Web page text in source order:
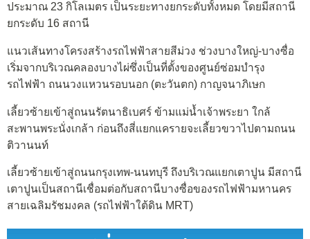
ประมาณ 23 กิโลเมตร เป็นระยะทางยกระดับทั้งหมด โดยมีสถานี
ยกระดับ 16 สถานี
แนวเส้นทางโครงสร้างรถไฟฟ้าสายสีม่วง ช่วงบางใหญ่-บางซื่อ
เริ่มจากบริเวณคลองบางไผ่ซึ่งเป็นที่ตั้งของศูนย์ซ่อมบำรุง
รถไฟฟ้า ถนนวงแหวนรอบนอก (ตะวันตก) กาญจนาภิเษก
เลี้ยวซ้ายเข้าสู่ถนนรัตนาธิเบศร์ ข้ามแม่น้ำเจ้าพระยา ใกล้
สะพานพระนั่งเกล้า ก่อนถึงสี่แยกแครายจะเลี้ยวขวาไปตามถนน
ติวานนท์
เลี้ยวซ้ายเข้าสู่ถนนกรุงเทพ-นนทบุรี ถึงบริเวณแยกเตาปูน มีสถานี
เตาปูนเป็นสถานีเชื่อมต่อกับสถานีบางซื่อของรถไฟฟ้ามหานคร
สายเฉลิมรัชมงคล (รถไฟฟ้าใต้ดิน MRT)